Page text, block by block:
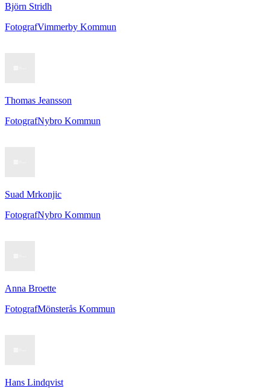
Björn Stridh
FotografVimmerby Kommun
Thomas Jeansson
FotografNybro Kommun
Suad Mrkonjic
FotografNybro Kommun
Anna Broette
FotografMönsterås Kommun
Hans Lindqvist